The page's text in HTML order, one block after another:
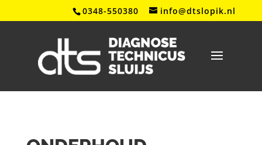
0348-550380 info@dtslopik.nl